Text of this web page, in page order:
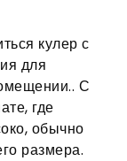
кулер с
для
С
где
обычно
размера.